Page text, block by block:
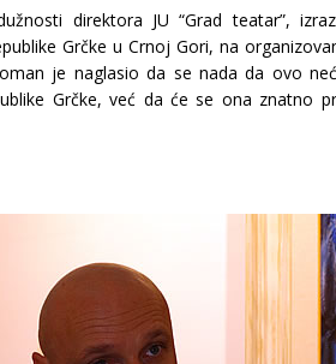
direktora JU “Grad teatar”,
Grčke u Crnoj Gori, na
je naglasio da se nada da ovo
Grčke, već da će se ona znatno